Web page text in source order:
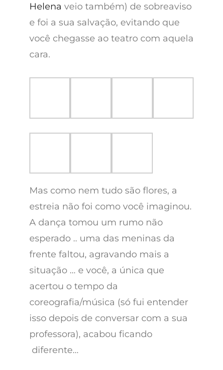
Helena veio também) de sobreaviso
e foi a sua salvação, evitando que
você chegasse ao teatro com aquela
cara.
Mas como nem tudo são flores, a
estreia não foi como você imaginou.
A dança tomou um rumo não
esperado .. uma das meninas da
frente faltou, agravando mais a
situação … e você, a única que
acertou o tempo da
coreografia/música (só fui entender
isso depois de conversar com a sua
professora), acabou ficando
diferente…